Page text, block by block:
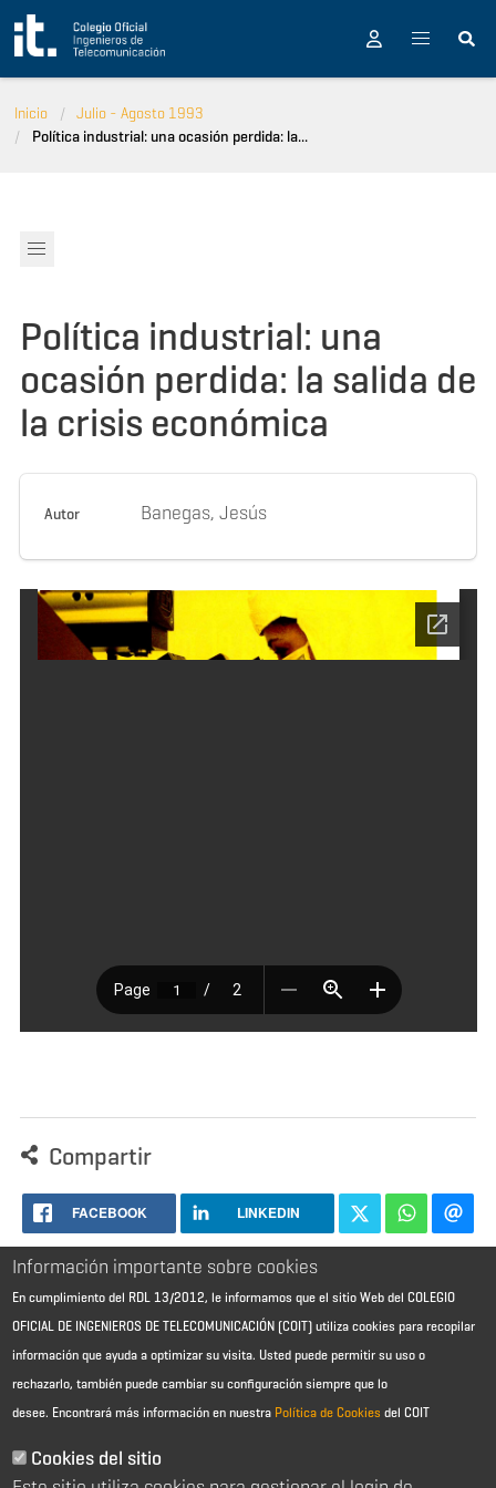
Pasar al contenido principal
Inicio
Julio - Agosto 1993
Política industrial: una ocasión perdida: la...
Política industrial: una
ocasión perdida: la salida de
la crisis económica
Autor Banegas, Jesús
Compartir
FACEBOOK LINKEDIN
Aviso Legal - Información general
Política de cookies
Información importante sobre cookies
En cumplimiento del RDL 13/2012, le informamos que el sitio Web del COLEGIO
OFICIAL DE INGENIEROS DE TELECOMUNICACIÓN (COIT) utiliza cookies para recopilar
información que ayuda a optimizar su visita. Usted puede permitir su uso o
rechazarlo, también puede cambiar su configuración siempre que lo
desee. Encontrará más información en nuestra Política de Cookies del COIT
Cookies del sitio